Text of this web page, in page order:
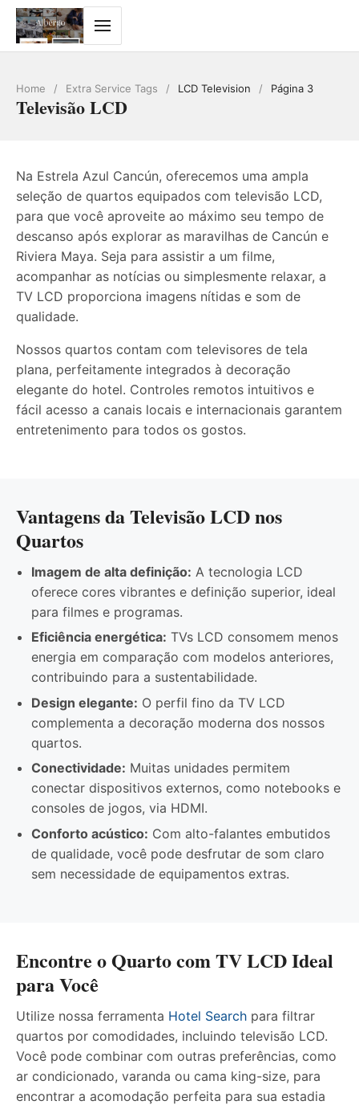
Home / Extra Service Tags / LCD Television / Página 3
Televisão LCD
Na Estrela Azul Cancún, oferecemos uma ampla
seleção de quartos equipados com televisão LCD,
para que você aproveite ao máximo seu tempo de
descanso após explorar as maravilhas de Cancún e
Riviera Maya. Seja para assistir a um filme,
acompanhar as notícias ou simplesmente relaxar, a
TV LCD proporciona imagens nítidas e som de
qualidade.
Nossos quartos contam com televisores de tela
plana, perfeitamente integrados à decoração
elegante do hotel. Controles remotos intuitivos e
fácil acesso a canais locais e internacionais garantem
entretenimento para todos os gostos.
Vantagens da Televisão LCD nos
Quartos
Imagem de alta definição: A tecnologia LCD
oferece cores vibrantes e definição superior, ideal
para filmes e programas.
Eficiência energética: TVs LCD consomem menos
energia em comparação com modelos anteriores,
contribuindo para a sustentabilidade.
Design elegante: O perfil fino da TV LCD
complementa a decoração moderna dos nossos
quartos.
Conectividade: Muitas unidades permitem
conectar dispositivos externos, como notebooks e
consoles de jogos, via HDMI.
Conforto acústico: Com alto-falantes embutidos
de qualidade, você pode desfrutar de som claro
sem necessidade de equipamentos extras.
Encontre o Quarto com TV LCD Ideal
para Você
Utilize nossa ferramenta Hotel Search para filtrar
quartos por comodidades, incluindo televisão LCD.
Você pode combinar com outras preferências, como
ar condicionado, varanda ou cama king-size, para
encontrar a acomodação perfeita para sua estadia